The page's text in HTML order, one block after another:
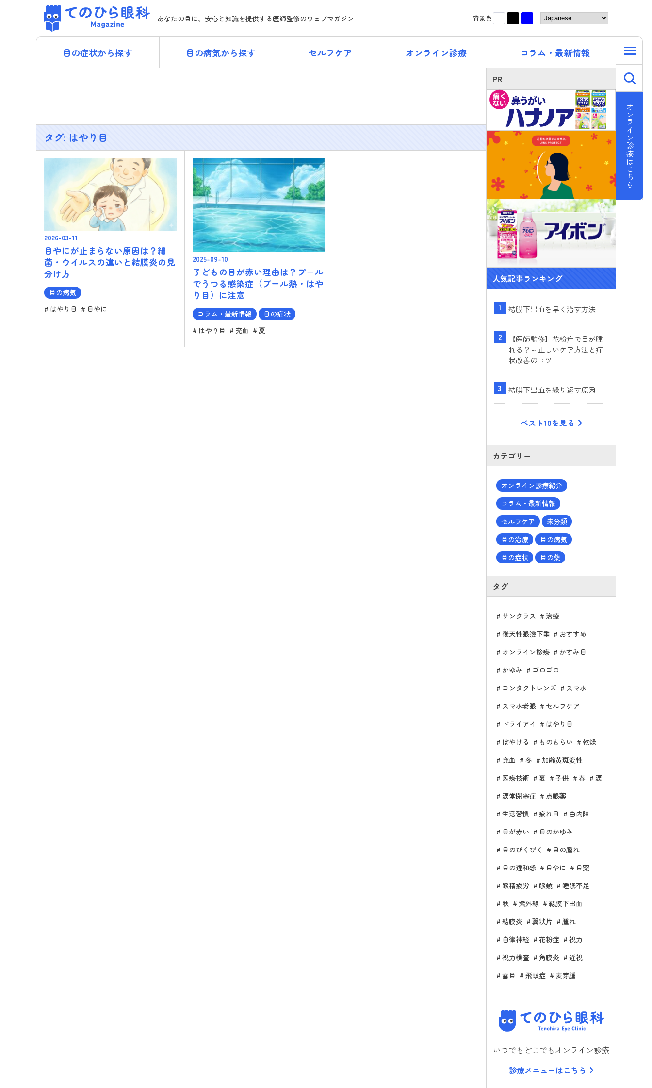
Skip
content あなたの目に、安心と知識を提供する医師監修のウェブマガジン 背景色 白 黒
目の症状から探す 目の病気から探す セルフケア オンライン診療 コラム・最新情報
オンライン診療はこちら
タグ: はやり目
2026-03-11
目やにが止まらない原因は？細
菌・ウイルスの違いと結膜炎の見
分け方
目の病気
はやり目
目やに
2025-09-10
子どもの目が赤い理由は？プール
でうつる感染症（プール熱・はや
り目）に注意
コラム・最新情報
目の症状
はやり目
充血 夏
PR
人気記事ランキング
結膜下出血を早く治す方法
【医師監修】花粉症で目が腫
れる？～正しいケア方法と症
状改善のコツ
結膜下出血を繰り返す原因
ベスト10を見る
カテゴリー
オンライン診療紹介
コラム・最新情報
セルフケア
未分類
目の治療
目の病気
目の症状
目の薬
タグ
サングラス
治療
後天性眼瞼下垂
おすすめ
オンライン診療
かすみ目
かゆみ
ゴロゴロ
コンタクトレンズ
スマホ
スマホ老眼
セルフケア
ドライアイ
はやり目
ぼやける
ものもらい
乾燥
充血
冬
加齢黄斑変性
医療技術
夏 子供 春
涙
涙堂閉塞症
点眼薬
生活習慣
疲れ目
白内障
目が赤い
目のかゆみ
目のぴくぴく
目の腫れ
目の違和感
目やに
目薬
眼精疲労
眼鏡
睡眠不足
秋
紫外線
結膜下出血
結膜炎
翼状片
腫れ
自律神経
花粉症
視力
視力検査
角膜炎
近視
雪目
飛蚊症 麦芽腫
てのひら
いつでもどこでもオンライン診療
診療メニューはこちら